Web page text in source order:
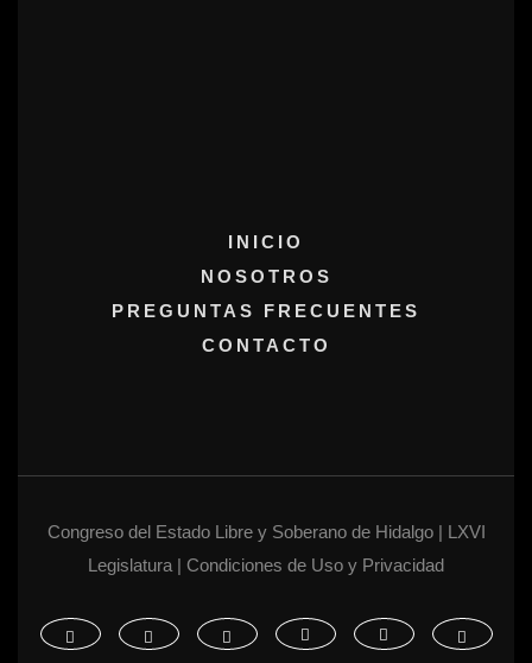
INICIO
NOSOTROS
PREGUNTAS FRECUENTES
CONTACTO
Congreso del Estado Libre y Soberano de Hidalgo | LXVI
Legislatura | Condiciones de Uso y Privacidad